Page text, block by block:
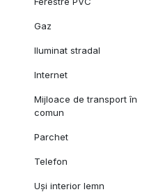
Gaz
Iluminat stradal
Internet
Mijloace de transport în
comun
Parchet
Telefon
Uși interior lemn